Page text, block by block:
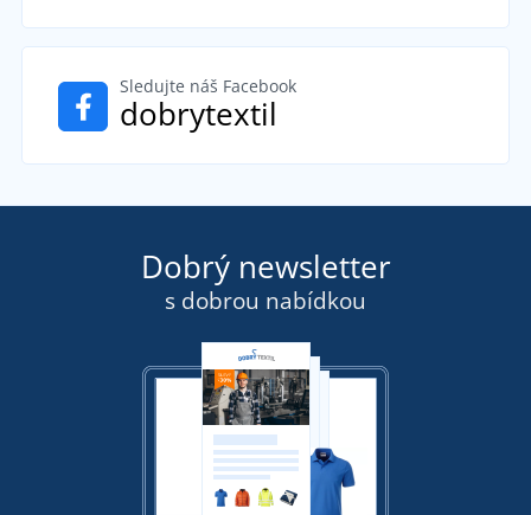
Sledujte náš Facebook
dobrytextil
Dobrý newsletter
s dobrou nabídkou